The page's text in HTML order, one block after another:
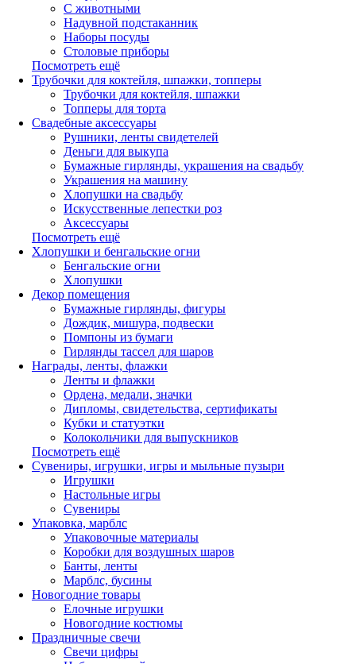
С животными
Надувной подстаканник
Наборы посуды
Столовые приборы
Посмотреть ещё
Трубочки для коктейля, шпажки, топперы
Трубочки для коктейля, шпажки
Топперы для торта
Свадебные аксессуары
Рушники, ленты свидетелей
Деньги для выкупа
Бумажные гирлянды, украшения на свадьбу
Украшения на машину
Хлопушки на свадьбу
Искусственные лепестки роз
Аксессуары
Посмотреть ещё
Хлопушки и бенгальские огни
Бенгальские огни
Хлопушки
Декор помещения
Бумажные гирлянды, фигуры
Дождик, мишура, подвески
Помпоны из бумаги
Гирлянды тассел для шаров
Награды, ленты, флажки
Ленты и флажки
Ордена, медали, значки
Дипломы, свидетельства, сертификаты
Кубки и статуэтки
Колокольчики для выпускников
Посмотреть ещё
Сувениры, игрушки, игры и мыльные пузыри
Игрушки
Настольные игры
Сувениры
Упаковка, марблс
Упаковочные материалы
Коробки для воздушных шаров
Банты, ленты
Марблс, бусины
Новогодние товары
Елочные игрушки
Новогодние костюмы
Праздничные свечи
Свечи цифры